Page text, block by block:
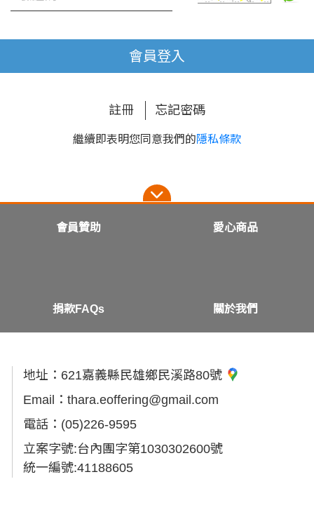
會員登入
註冊 忘記密碼
繼續即表明您同意我們的隱私條款
會員贊助 愛心商品
捐款FAQs 關於我們
地址： 621嘉義縣民雄鄉民溪路80號
Email：thara.eoffering@gmail.com
電話： (05)226-9595
立案字號:台內團字第1030302600號
統一編號:41188605